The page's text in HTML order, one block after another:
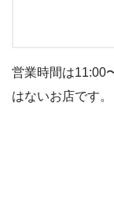
営業時間は11:00
はないお店です。